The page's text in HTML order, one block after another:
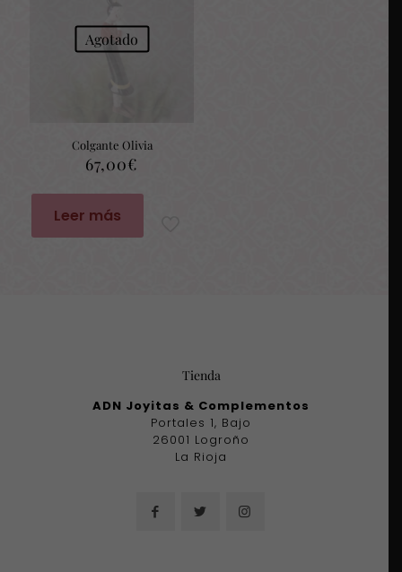
Agotado
Colgante Olivia
67,00€
Leer más
Tienda
ADN Joyitas & Complementos
Portales 1, Bajo
26001 Logroño
La Rioja